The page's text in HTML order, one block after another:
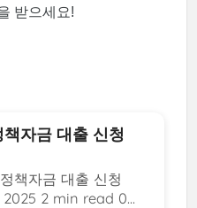
받으세요!
자금 대출 신청
책자금 대출 신청
2 min read 0...